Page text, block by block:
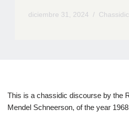
diciembre 31, 2024
This is a chassidic discourse by the
Mendel Schneerson, of the year